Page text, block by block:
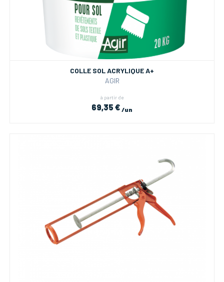
COLLE SOL ACRYLIQUE A+
AGIR
à partir de
69,35 € /un